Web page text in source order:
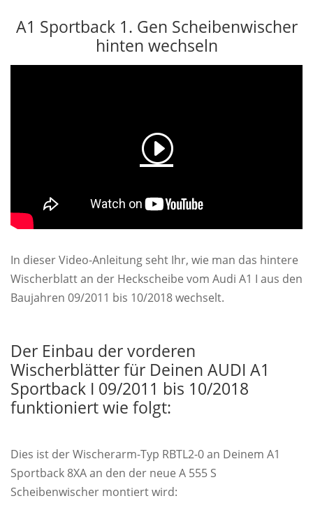
A1 Sportback 1. Gen Scheibenwischer
hinten wechseln
In dieser Video-Anleitung seht Ihr, wie man das hintere
Wischerblatt an der Heckscheibe vom Audi A1 I aus den
Baujahren 09/2011 bis 10/2018 wechselt.
Der Einbau der vorderen
Wischerblätter für Deinen AUDI A1
Sportback I 09/2011 bis 10/2018
funktioniert wie folgt:
Dies ist der Wischerarm-Typ RBTL2-0 an Deinem A1
Sportback 8XA an den der neue A 555 S
Scheibenwischer montiert wird: